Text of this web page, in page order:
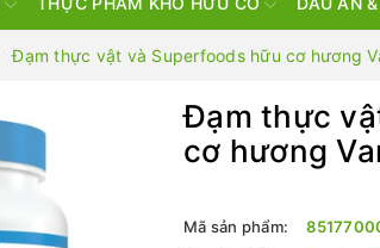
Đạm thực vật và Superfoods hữu cơ hương
Đạm thực
cơ hương
Mã sản phẩm: